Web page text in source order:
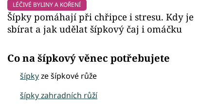
LÉČIVÉ BYLINY A KOŘENÍ
Šípky pomáhají při chřipce i stresu. Kdy je
sbírat a jak udělat šípkový čaj i omáčku
Co na šípkový věnec potřebujete
šípkyze šípkové růže
šípky zahradních růží